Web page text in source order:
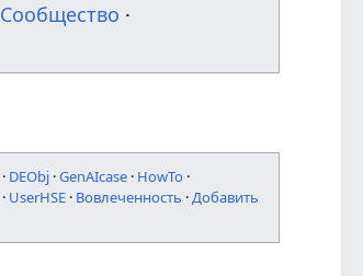
Сообщество ·
· DEObj ·GenAIcase · HowTo ·
· UserHSE · Вовлеченность ·Добавить